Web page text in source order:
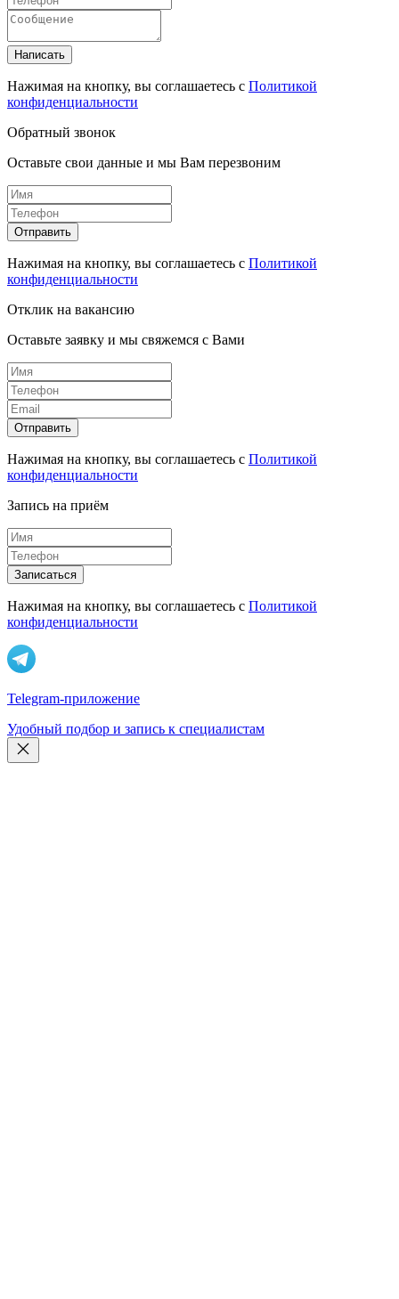
Написать
Нажимая на кнопку, вы соглашаетесь с Политикой
конфиденциальности
Обратный звонок
Оставьте свои данные и мы Вам перезвоним
Отправить
Нажимая на кнопку, вы соглашаетесь с Политикой
конфиденциальности
Отклик на вакансию
Оставьте заявку и мы свяжемся с Вами
Отправить
Нажимая на кнопку, вы соглашаетесь с Политикой
конфиденциальности
Запись на приём
Записаться
Нажимая на кнопку, вы соглашаетесь с Политикой
конфиденциальности
Telegram-приложение
Удобный подбор и запись к специалистам